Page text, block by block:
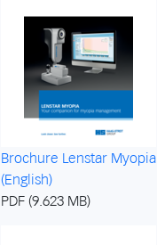
Brochure Lenstar Myopia
(English)
PDF (9.623 MB)